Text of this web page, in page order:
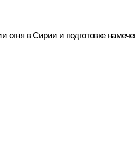
огня в Сирии и подготовке